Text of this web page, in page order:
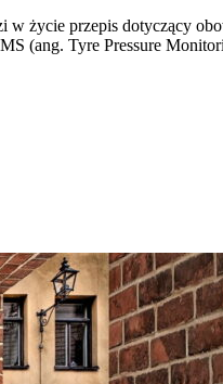
życie przepis dotyczący
(ang. Tyre Pressure